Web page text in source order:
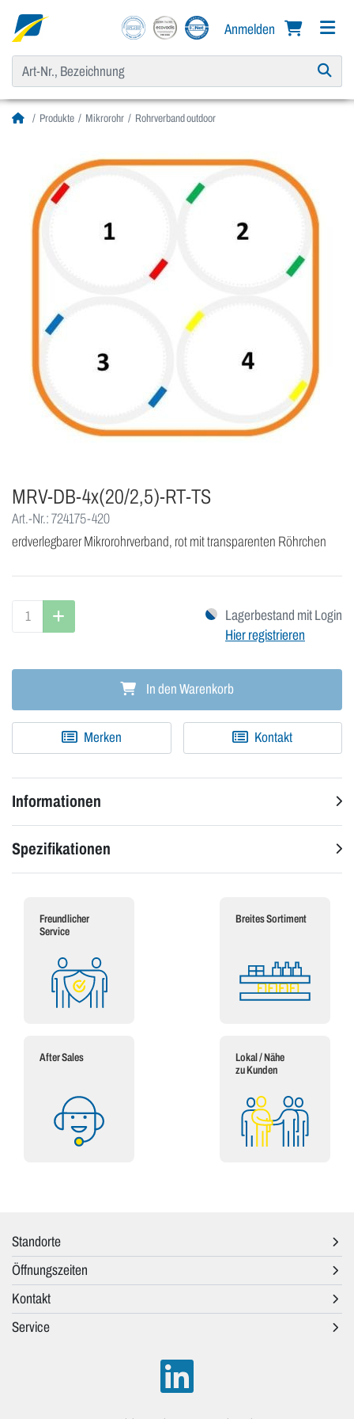
Anmelden
Produkte Mikrorohr Rohrverband outdoor
MRV-DB-4x(20/2,5)-RT-TS
Art.-Nr.: 724175-420
erdverlegbarer Mikrorohrverband, rot mit transparenten Röhrchen
Lagerbestand mit Login
Hier registrieren
In den Warenkorb
Merken Kontakt
Informationen
Spezifikationen
Freundlicher
Service
Breites Sortiment
After Sales
Lokal / Nähe
zu Kunden
Standorte
Öffnungszeiten
Kontakt
Service